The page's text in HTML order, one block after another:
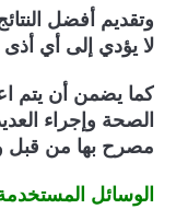
وتقديم أفضل
لا يؤدي إلى أي أذى
كما يضمن أن يتم
الصحة وإجراء
مصرح بها من قبل
الوسائل